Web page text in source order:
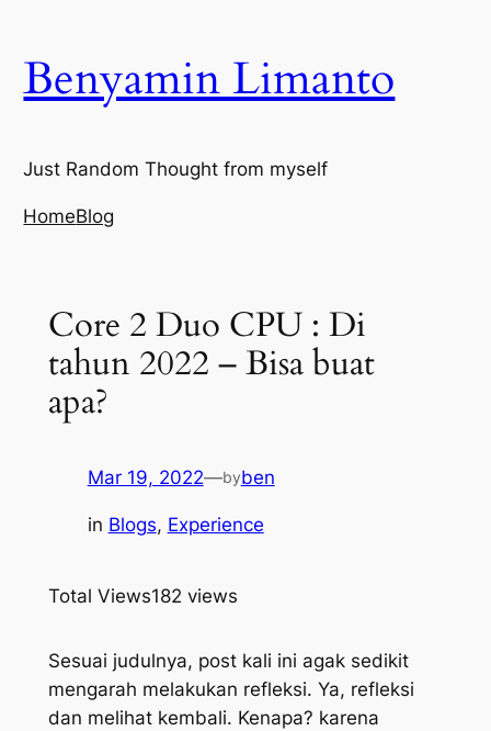
content
Benyamin Limanto
Just Random Thought from myself
HomeBlog
Core 2 Duo CPU : Di
tahun 2022 – Bisa buat
apa?
Mar 19, 2022—byben
in Blogs, Experience
Total Views182 views
Sesuai judulnya, post kali ini agak sedikit
mengarah melakukan refleksi. Ya, refleksi
dan melihat kembali. Kenapa? karena